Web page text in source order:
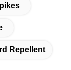
Repellent